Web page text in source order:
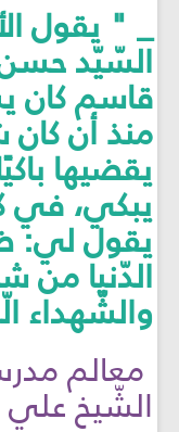
_ " يقول
السّيّد حسن
قاسم كان
منذ أن كان
يقضيها
يبكي، في
يقول لي:
الدّنيا من
والشّهداء
معالم
الشّيخ علي